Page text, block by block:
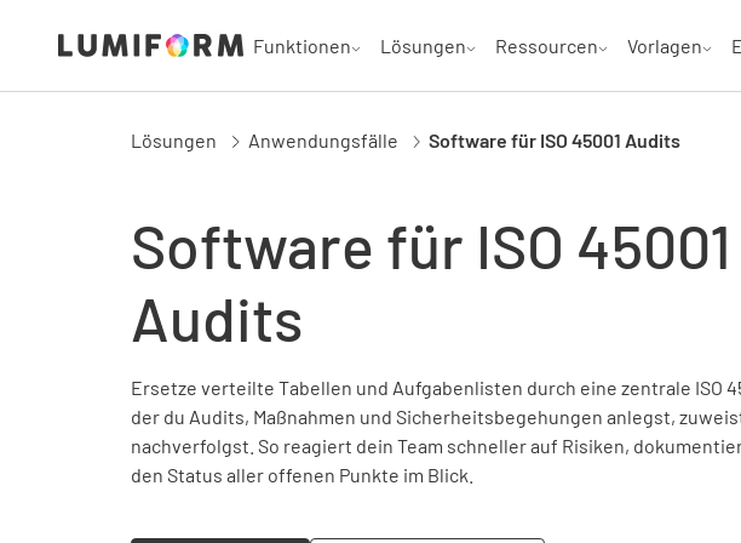
Funktionen Lösungen Ressourcen Vorlagen
Lösungen Anwendungsfälle Software für ISO 45001 Audits
Software für ISO 45001
Audits
Ersetze verteilte Tabellen und Aufgabenlisten durch eine zentrale ISO
der du Audits, Maßnahmen und Sicherheitsbegehungen anlegst,
nachverfolgst. So reagiert dein Team schneller auf Risiken,
den Status aller offenen Punkte im Blick.